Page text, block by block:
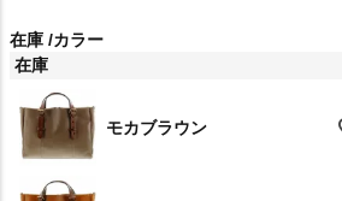
在庫 カラー
在庫
モカブラウン